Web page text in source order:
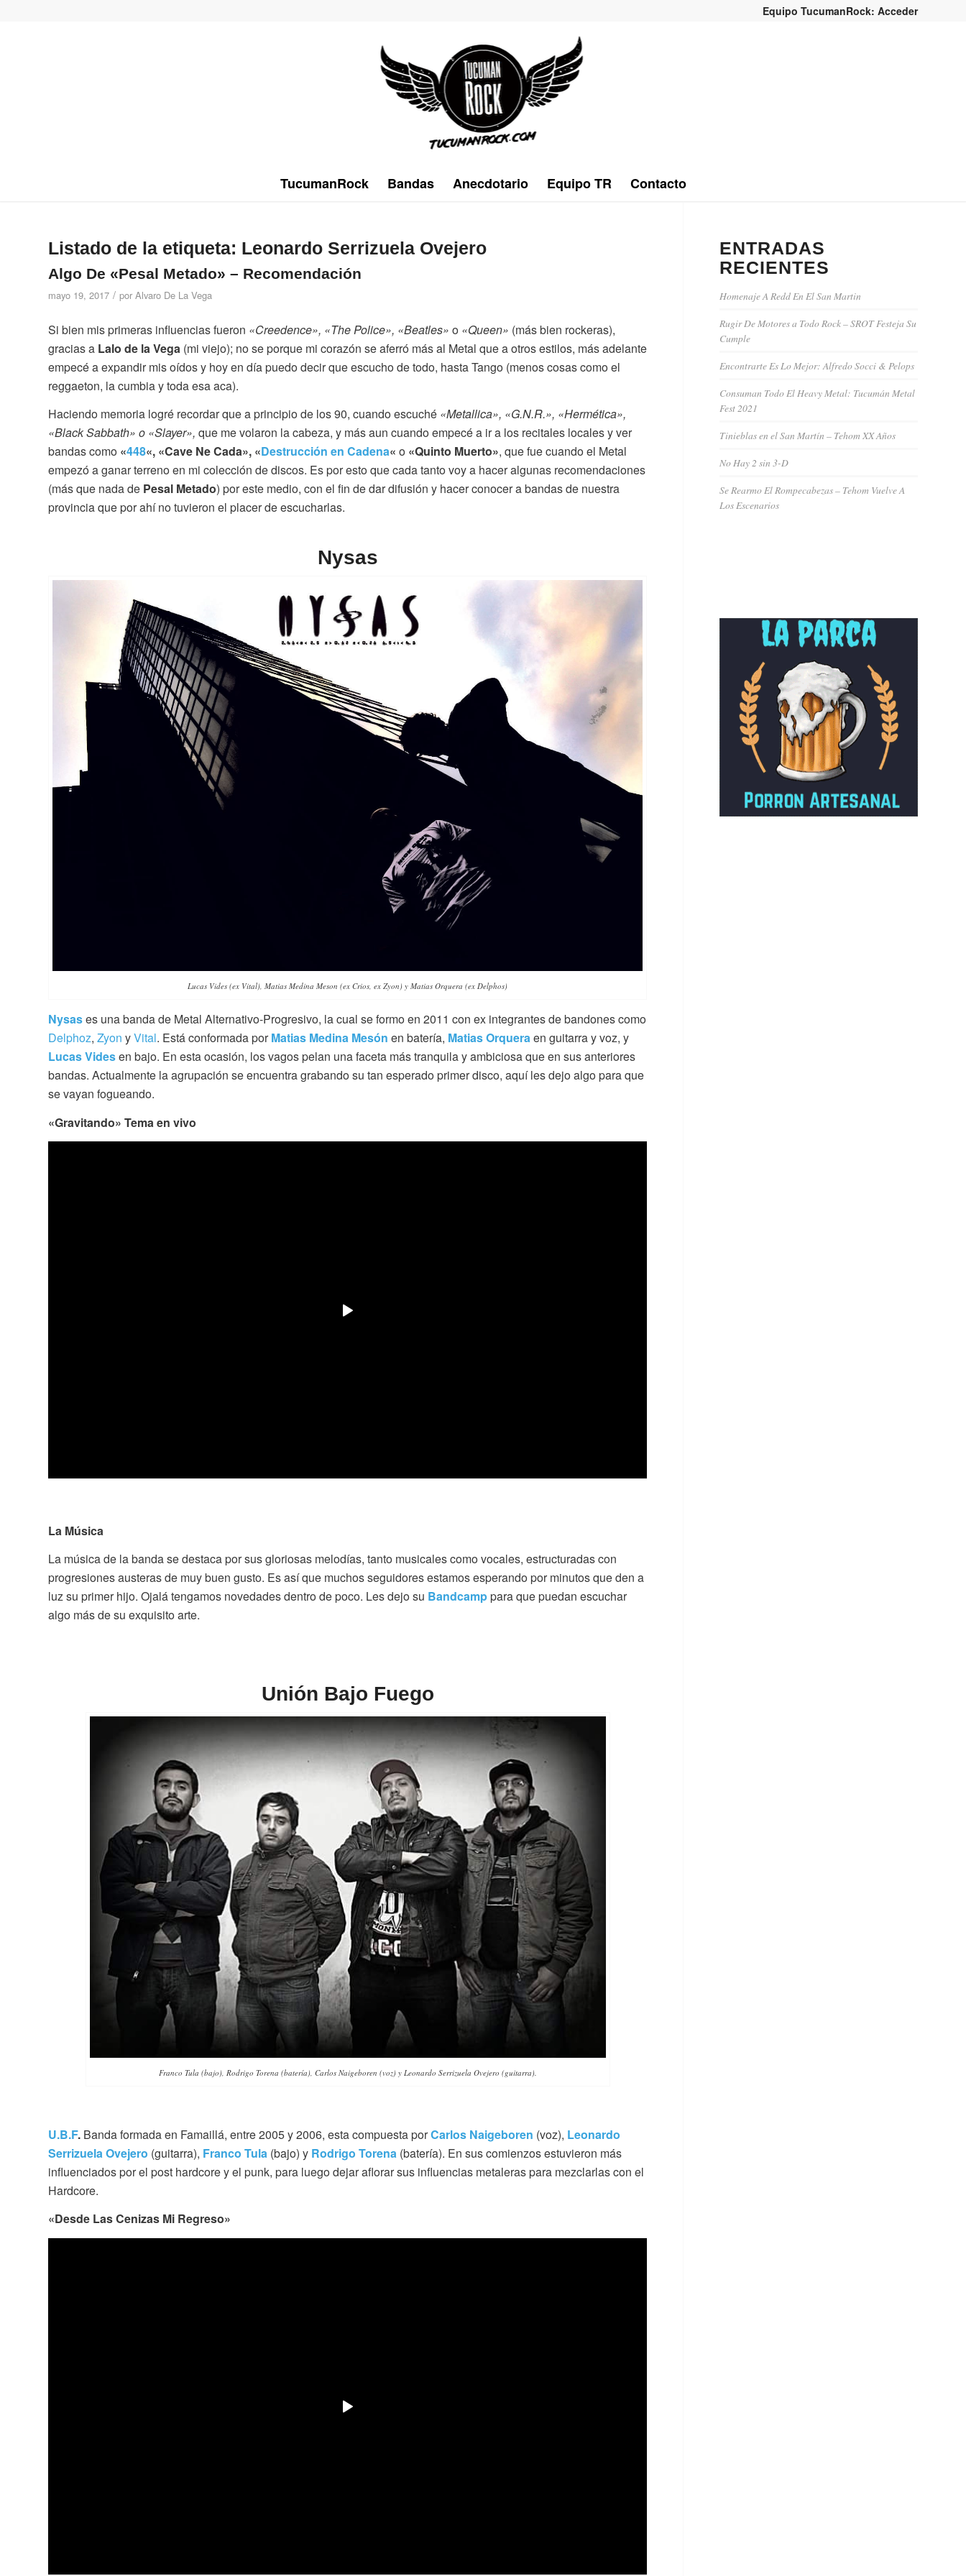
Equipo TucumanRock: Acceder
TucumanRock Bandas Anecdotario Equipo TR Contacto
Listado de la etiqueta: Leonardo Serrizuela Ovejero
Algo De «Pesal Metado» – Recomendación
mayo 19, 2017 / por Alvaro De La Vega
Si bien mis primeras influencias fueron «Creedence», «The Police», «Beatles» o «Queen» (más bien rockeras),
gracias a Lalo de la Vega (mi viejo); no se porque mi corazón se aferró más al Metal que a otros estilos, más adelante
empecé a expandir mis oídos y hoy en día puedo decir que escucho de todo, hasta Tango (menos cosas como el
reggaeton, la cumbia y toda esa aca).
Haciendo memoria logré recordar que a principio de los 90, cuando escuché «Metallica», «G.N.R.», «Hermética»,
«Black Sabbath» o «Slayer», que me volaron la cabeza, y más aun cuando empecé a ir a los recitales locales y ver
bandas como «448«, «Cave Ne Cada», «Destrucción en Cadena« o «Quinto Muerto», que fue cuando el Metal
empezó a ganar terreno en mi colección de discos. Es por esto que cada tanto voy a hacer algunas recomendaciones
(más que nada de Pesal Metado) por este medio, con el fin de dar difusión y hacer conocer a bandas de nuestra
provincia que por ahí no tuvieron el placer de escucharlas.
Nysas
Lucas Vides (ex Vital), Matias Medina Meson (ex Crios, ex Zyon) y Matias Orquera (ex Delphos)
Nysases una banda de Metal Alternativo-Progresivo, la cual se formo en 2011 con ex integrantes de bandones como
Delphoz, Zyon yVital. Está conformada porMatias Medina Mesón en batería, Matias Orqueraen guitarra y voz, y
Lucas Videsen bajo. En esta ocasión, los vagos pelan una faceta más tranquila y ambiciosa que en sus anteriores
bandas. Actualmente la agrupación se encuentra grabando su tan esperado primer disco, aquí les dejo algo para que
se vayan fogueando.
«Gravitando» Tema en vivo
La Música
La música de la banda se destaca por sus gloriosas melodías, tanto musicales como vocales, estructuradas con
progresiones austeras de muy buen gusto. Es así que muchos seguidores estamos esperando por minutos que den a
luz su primer hijo. Ojalá tengamos novedades dentro de poco. Les dejo su Bandcamppara que puedan escuchar
algo más de su exquisito arte.
Unión Bajo Fuego
Franco Tula (bajo), Rodrigo Torena (batería), Carlos Naigeboren (voz) y Leonardo Serrizuela Ovejero (guitarra).
U.B.F. Banda formada en Famaillá, entre 2005 y 2006, esta compuesta porCarlos Naigeboren (voz), Leonardo
Serrizuela Ovejero (guitarra), Franco Tula (bajo) y Rodrigo Torena (batería). En sus comienzos estuvieron más
influenciados por el post hardcore y el punk, para luego dejar aflorar sus influencias metaleras para mezclarlas con el
Hardcore.
«Desde Las Cenizas Mi Regreso»
ENTRADAS
RECIENTES
Homenaje A Redd En El San Martin
Rugir De Motores a Todo Rock – SROT Festeja Su
Cumple
Encontrarte Es Lo Mejor: Alfredo Socci & Pelops
Consuman Todo El Heavy Metal: Tucumán Metal
Fest 2021
Tinieblas en el San Martín – Tehom XX Años
No Hay 2 sin 3-D
Se Rearmo El Rompecabezas – Tehom Vuelve A
Los Escenarios